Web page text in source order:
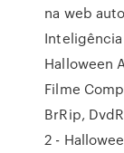
na web
Halloween
Filme
BrRip,
2 -